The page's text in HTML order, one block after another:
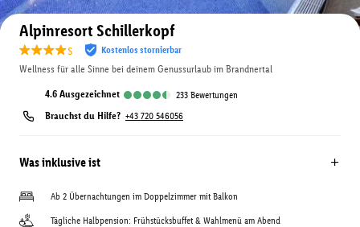
Alpinresort Schillerkopf
s Kostenlos stornierbar
Wellness für alle Sinne bei deinem Genussurlaub im Brandnertal
4.6 ausgezeichnet 233 Bewertungen
Brauchst du Hilfe? +43 720 546056
Was inklusive ist
Ab 2 Übernachtungen im Doppelzimmer mit Balkon
Tägliche Halbpension: Frühstücksbuffet & Wahlmenü am Abend